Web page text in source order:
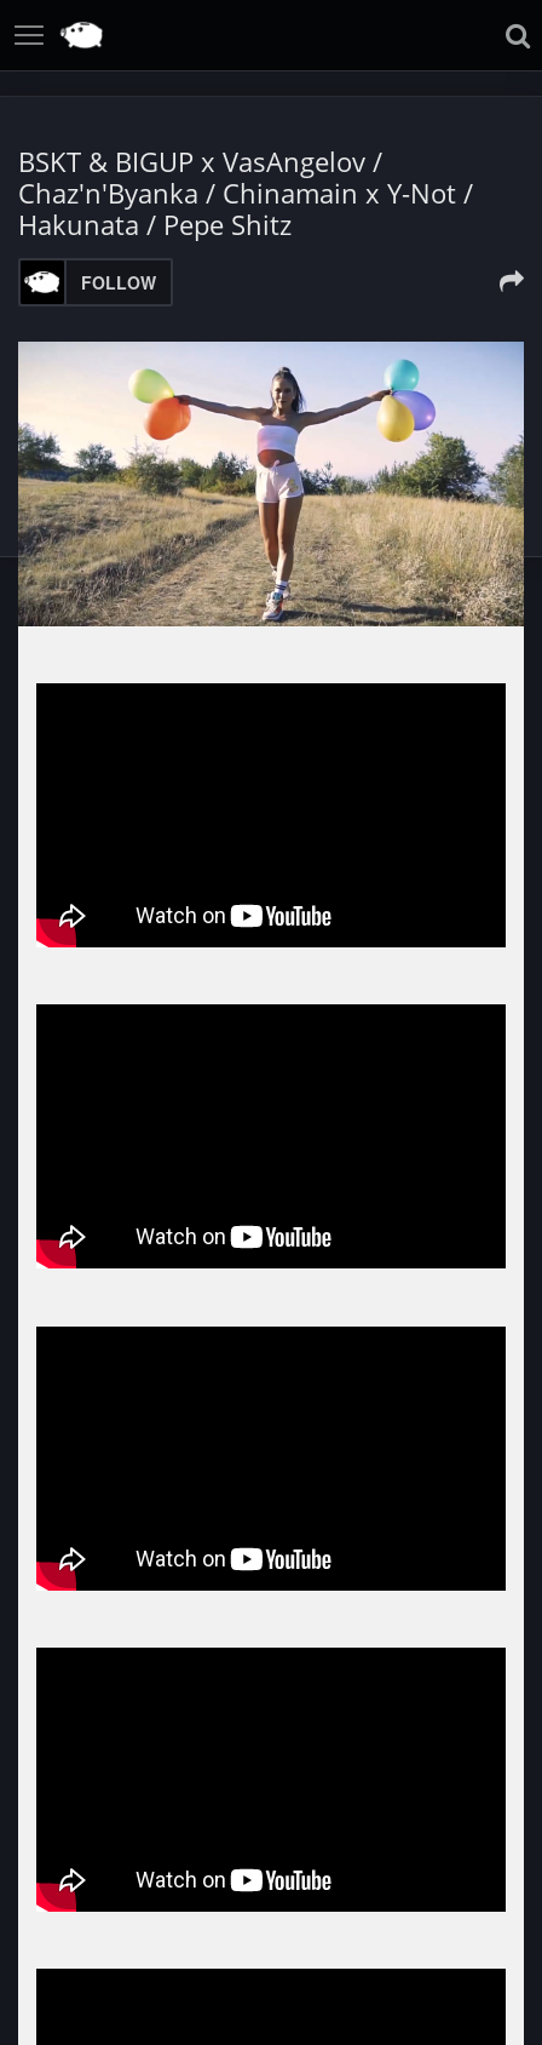
BSKT & BIGUP x VasAngelov /
Chaz'n'Byanka / Chinamain x Y-Not /
Hakunata / Pepe Shitz
FOLLOW